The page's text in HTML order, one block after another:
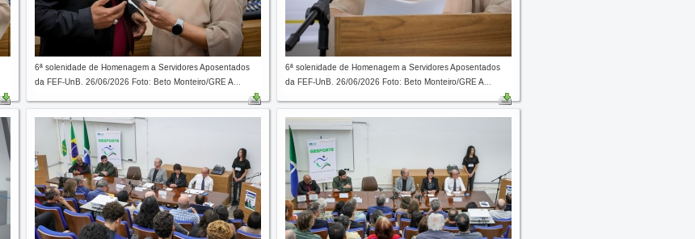
6ª solenidade de Homenagem a Servidores Aposentados
da FEF-UnB. 26/06/2026 Foto: Beto Monteiro/GRE A...
6ª solenidade de Homenagem a Servidores Aposentados
da FEF-UnB. 26/06/2026 Foto: Beto Monteiro/GRE A...